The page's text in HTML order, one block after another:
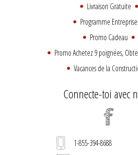
Livraison Gratuite
Programme Entreprise
Promo Cadeau
Promo Achetez 9 poignées,
Vacances de la
Connecte-toi avec
1-855-394-8688